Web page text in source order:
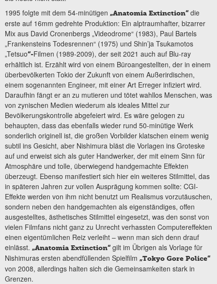
1995 folgte mit dem 54-minütigen „Anatomia Extinction“ die
erste auf 16mm gedrehte Produktion: Ein alptraumhafter, bizarrer
Mix aus David Cronenbergs „Videodrome“ (1983), Paul Bartels
„Frankensteins Todesrennen“ (1975) und Shin’ja Tsukamotos
„Tetsuo“-Filmen (1989-2009), der seit 2021 auch auf Blu-ray
erhältlich ist. Erzählt wird von einem Büroangestellten, der in einem
überbevölkerten Tokio der Zukunft von einem Außerirdischen,
einem sogenannten Engineer, mit einer Art Erreger infiziert wird.
Daraufhin fängt er an zu mutieren und tötet wahllos Menschen, was
von zynischen Medien wiederum als ideales Mittel zur
Bevölkerungskontrolle abgefeiert wird. Es wäre gelogen zu
behaupten, dass das ebenfalls wieder rund 50-minütige Werk
sonderlich originell ist, die großen Vorbilder klatschen einem wenig
subtil ins Gesicht, aber Nishimura bläst die Vorlagen ins Groteske
auf und erweist sich als guter Handwerker, der mit einem Sinn für
Atmosphäre und tolle, überwiegend handgemachte Effekten
überzeugt. Ebenso manifestiert sich hier ein weiteres Stilmittel, das
in späteren Jahren zur vollen Ausprägung kommen sollte: CGI-
Effekte werden von ihm nicht benutzt um Realismus vorzutäuschen,
sondern neben den handgemachten als eigenständiges, offen
ausgestelltes, ästhetisches Stilmittel eingesetzt, was den sonst von
vielen Filmfans nicht ganz zu Unrecht verhassten Computereffekten
einen eigentümlichen Reiz verleiht – wenn man sich denn drauf
einlässt. „Anatomia Extinction“ gilt im Übrigen als Vorlage für
Nishimuras ersten abendfüllenden Spielfilm „Tokyo Gore Police“
von 2008, allerdings halten sich die Gemeinsamkeiten stark in
Grenzen.